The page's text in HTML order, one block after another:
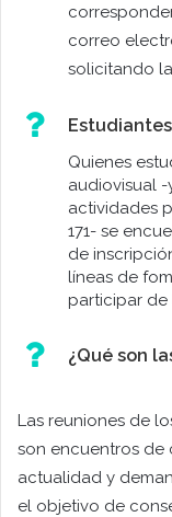
correo
solicitando
Estudiantes
Quienes
audiovisual
actividades
171- se
de
líneas de
participar de
¿Qué son
Las reuniones de
son encuentros de
actualidad y
el objetivo de